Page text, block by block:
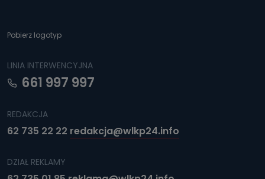
Pobierz logotyp
LINIA INTERWENCYJNA
661 997 997
REDAKCJA
62 735 22 22 redakcja@wlkp24.info
DZIAŁ REKLAMY